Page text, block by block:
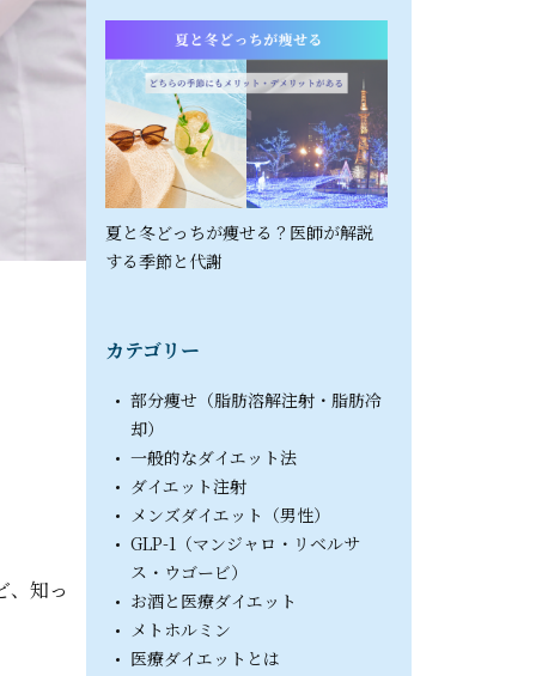
、知っ
夏と冬どっちが痩せる？医師が解説
する季節と代謝
カテゴリー
部分痩せ（脂肪溶解注射・脂肪冷
却）
一般的なダイエット法
ダイエット注射
メンズダイエット（男性）
GLP-1（マンジャロ・リベルサ
ス・ウゴービ）
お酒と医療ダイエット
メトホルミン
医療ダイエットとは